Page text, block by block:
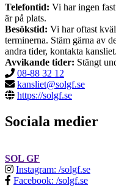
Telefontid: Vi har ingen
är på plats.
Besökstid: Vi har oftast
terminerna. Stäm gärna av
andra tider, kontakta kansliet.
Avvikande tider: Stängt
08-88 32 12
kansliet@solgf.se
https://solgf.se
Sociala medier
SOL GF
Instagram: /solgf.se
Facebook: /solgf.se